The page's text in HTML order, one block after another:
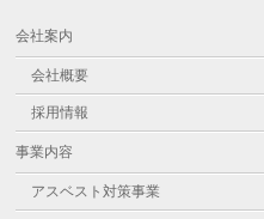
会社案内
会社概要
採用情報
事業内容
アスベスト対策事業